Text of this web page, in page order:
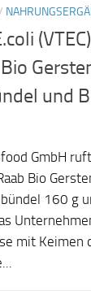
und
GmbH
Bio
160 g
mit Keimen